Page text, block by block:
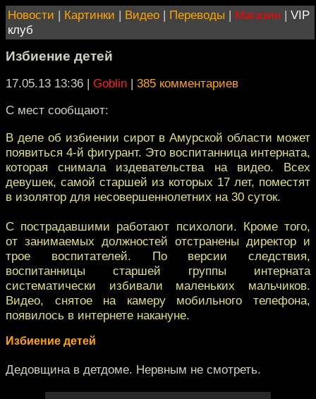
Новости | Картинки | Видео | Переводы | Магазин | VIP
клуб
Избиение детей
17.05.13 13:36 | Goblin | 385 комментариев
С мест сообщают:
В деле об избиении сирот в Амурской области может
появиться 4-й фигурант. Это воспитанница интерната,
которая снимала издевательства на видео. Всех
девушек, самой старшей из которых 17 лет, поместят
в изолятор для несовершеннолетних на 30 суток.
С пострадавшими работают психологи. Кроме того,
от занимаемых должностей отстранены директор и
трое воспитателей. По версии следствия,
воспитанницы старшей группы интерната
систематически избивали маленьких мальчиков.
Видео, снятое на камеру мобильного телефона,
появилось в интернете накануне.
Избиение детей
Дедовщина в детдоме. Нервным не смотреть.